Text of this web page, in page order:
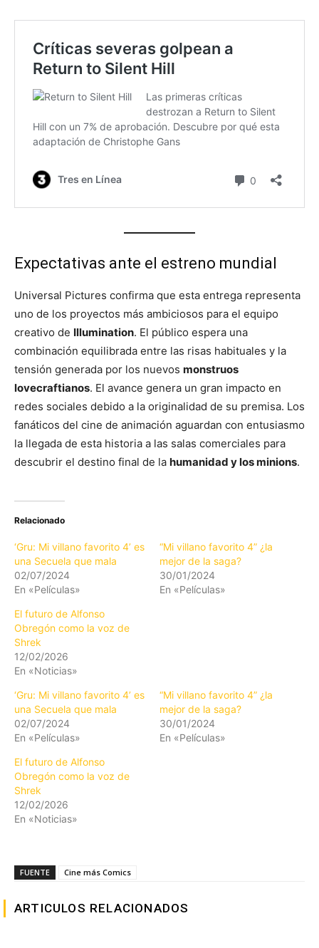
Expectativas ante el estreno mundial
Universal Pictures confirma que esta entrega representa
uno de los proyectos más ambiciosos para el equipo
creativo de Illumination. El público espera una
combinación equilibrada entre las risas habituales y la
tensión generada por los nuevos monstruos
lovecraftianos. El avance genera un gran impacto en
redes sociales debido a la originalidad de su premisa. Los
fanáticos del cine de animación aguardan con entusiasmo
la llegada de esta historia a las salas comerciales para
descubrir el destino final de la humanidad y los minions.
Relacionado
‘Gru: Mi villano favorito 4’ es
una Secuela que mala
02/07/2024
En «Películas»
“Mi villano favorito 4” ¿la
mejor de la saga?
30/01/2024
En «Películas»
El futuro de Alfonso
Obregón como la voz de
Shrek
12/02/2026
En «Noticias»
‘Gru: Mi villano favorito 4’ es
una Secuela que mala
02/07/2024
En «Películas»
“Mi villano favorito 4” ¿la
mejor de la saga?
30/01/2024
En «Películas»
El futuro de Alfonso
Obregón como la voz de
Shrek
12/02/2026
En «Noticias»
FUENTE Cine más Comics
ARTICULOS RELACIONADOS